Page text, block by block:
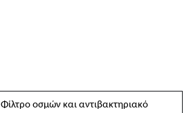
Φίλτρο οσμών και αντιβακτηριακό